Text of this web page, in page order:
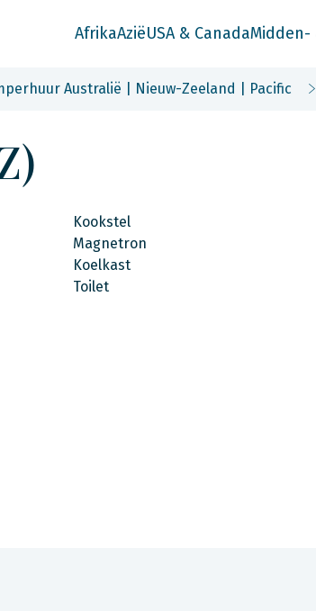
AfrikaAziëUSA & CanadaMidden-
Australië | Nieuw-Zeeland | Pacific
Kookstel
Magnetron
Koelkast
Toilet